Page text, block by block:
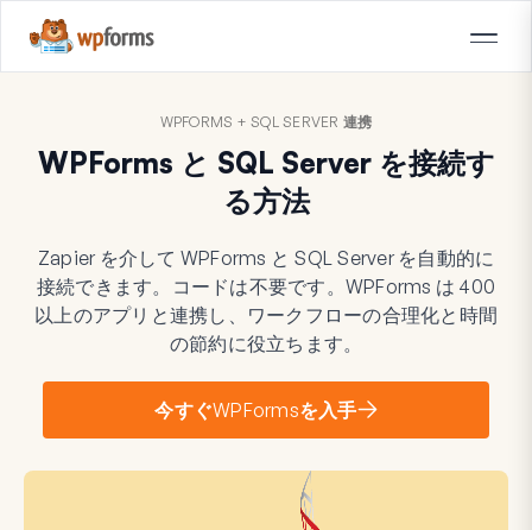
WPFORMS + SQL SERVER 連携
WPForms と SQL Server を接続す
る方法
Zapier を介して WPForms と SQL Server を自動的に
接続できます。コードは不要です。WPForms は 400
以上のアプリと連携し、ワークフローの合理化と時間
の節約に役立ちます。
今すぐWPFormsを入手